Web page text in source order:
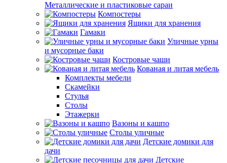
Металлические и пластиковые сараи
Компостеры
Ящики для хранения
Гамаки
Уличные урны
и мусорные баки
Костровые чаши
Кованая и литая мебель
Комплекты мебели
Скамейки
Стулья
Столы
Этажерки
Вазоны и кашпо
Столы уличные
Детские домики для
дачи
Детские